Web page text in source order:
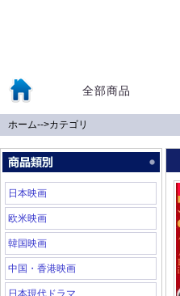
全部商品
ホーム-->カテゴリ
日本映画
欧米映画
韓国映画
中国・香港映画
日本現代ドラマ